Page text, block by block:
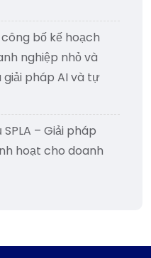
bố kế hoạch
nghiệp nhỏ và
giải pháp AI và tự
– Giải pháp
hoạt cho doanh